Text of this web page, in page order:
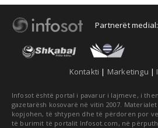
Partnerët medial:
Kontakti | Marketingu |
Infosot është portal i pavarur i lajmeve, i
gazetarësh kosovarë në vitin 2007.
kopjohen, të shtypen dhe të përdoren por
të burimit të portalit Infosot.com, në